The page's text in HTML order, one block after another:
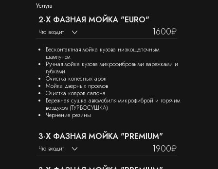
Услуга
2-Х ФАЗНАЯ МОЙКА "EURO"
1600₽
Что входит
Бесконтактная мойка кузова низкощелочным
шампунем
Ручная мойка кузова микрофибровыми варежками и
губками
Очистка колесных арок
Мойка дверных проемов
Очистка ковров салона
Бережная сушка автомобиля микрофиброй и горячим
воздухом (ТУРБОСУШКА)
Чернение резины
3-Х ФАЗНАЯ МОЙКА "PREMIUM"
1900₽
Что входит
Дополнительные
услуги